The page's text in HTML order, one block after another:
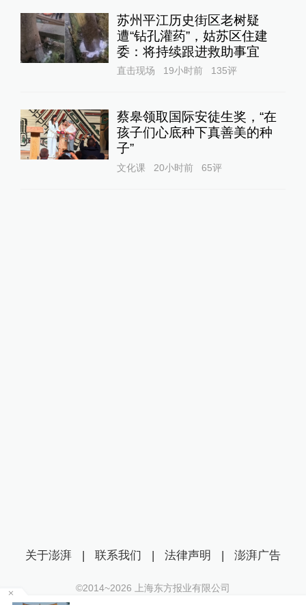
苏州平江历史街区老树疑
遭“钻孔灌药”，姑苏区住建
委：将持续跟进救助事宜
直击现场 19小时前 135评
蔡皋领取国际安徒生奖，“在
孩子们心底种下真善美的种
子”
文化课 20小时前 65评
关于澎湃 | 联系我们 | 法律声明 | 澎湃广告
©2014~2026 上海东方报业有限公司